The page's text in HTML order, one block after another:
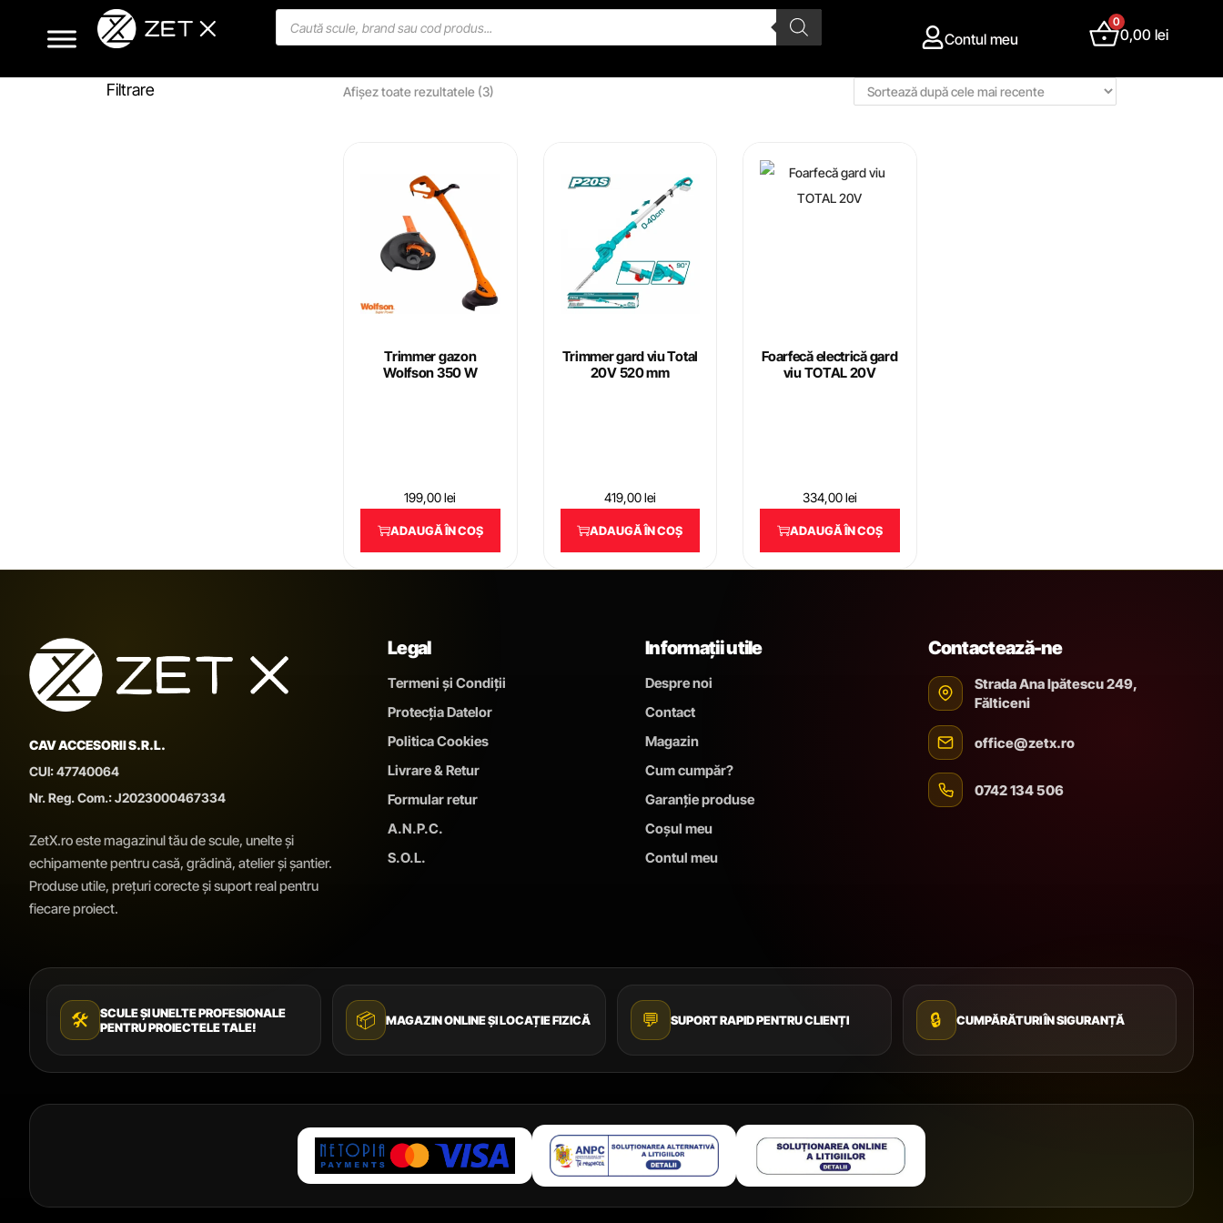
Contul meu
0
0,00lei
Filtrare Afișez toate rezultatele (3)
Trimmer gazon
Wolfson 350 W
199,00lei
ADAUGĂ ÎN COȘ
Trimmer gard viu Total
20V 520 mm
419,00lei
ADAUGĂ ÎN COȘ
Foarfecă electrică gard
viu TOTAL 20V
334,00lei
ADAUGĂ ÎN COȘ
CAV ACCESORII S.R.L.
CUI: 47740064
Nr. Reg. Com.: J2023000467334
ZetX.ro este magazinul tău de scule, unelte și
echipamente pentru casă, grădină, atelier și șantier.
Produse utile, prețuri corecte și suport real pentru
fiecare proiect.
Legal
Termeni și Condiții
Protecția Datelor
Politica Cookies
Livrare & Retur
Formular retur
A.N.P.C.
S.O.L.
Informații utile
Despre noi
Contact
Magazin
Cum cumpăr?
Garanție produse
Coșul meu
Contul meu
Contactează-ne
Strada Ana Ipătescu 249,
Fălticeni
office@zetx.ro
0742 134 506
🛠️
SCULE ȘI UNELTE PROFESIONALE
PENTRU PROIECTELE TALE!
📦 MAGAZIN ONLINE ȘI LOCAȚIE FIZICĂ 💬 SUPORT RAPID PENTRU CLIENȚI 🔒 CUMPĂRĂTURI ÎN SIGURANȚĂ